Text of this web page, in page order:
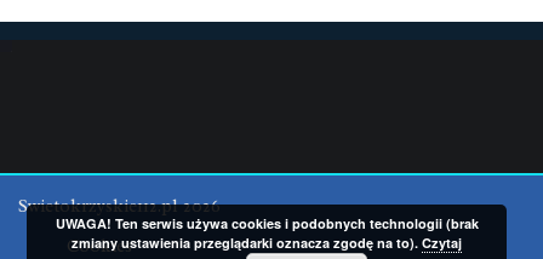
Swietokrzyskie112.pl 2026
Cookies
UWAGA! Ten serwis używa cookies i podobnych technologii (brak
zmiany ustawienia przeglądarki oznacza zgodę na to).Czytaj